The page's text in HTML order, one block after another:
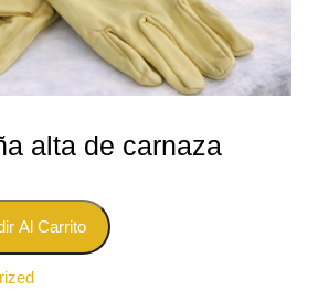
alta de carnaza
carnaza cantidad
Al Carrito